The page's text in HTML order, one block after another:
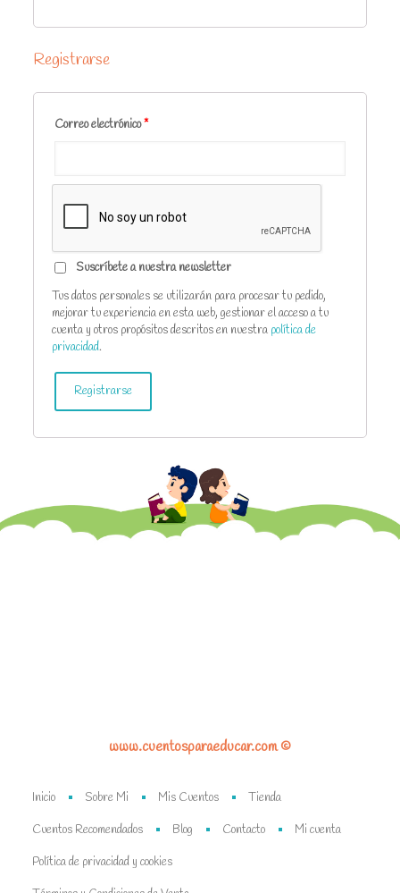
Registrarse
Correo electrónico*
Suscríbete a nuestra newsletter
Tus datos personales se utilizarán para procesar tu pedido,
mejorar tu experiencia en esta web, gestionar el acceso a tu
cuenta y otros propósitos descritos en nuestra política de
privacidad.
Registrarse
www.cuentosparaeducar.com ©
Inicio Sobre Mi Mis Cuentos Tienda
Cuentos Recomendados Blog Contacto Mi cuenta
Política de privacidad y cookies